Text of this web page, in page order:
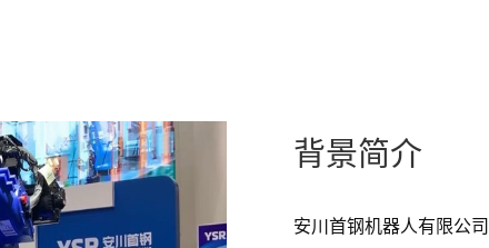
背景简介
安川首钢机器人有限公